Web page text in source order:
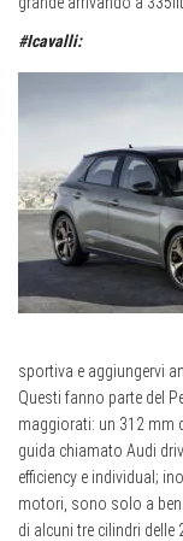
#Icavalli:
sportiva e aggiungervi
Questi fanno parte del
maggiorati: un 312 mm
guida chiamato Audi
efficiency e individual;
motori, sono solo a
di alcuni tre cilindri delle